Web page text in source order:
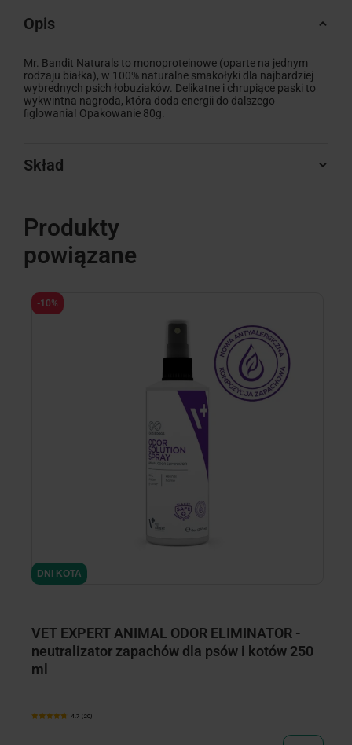
Opis
Mr. Bandit Naturals to monoproteinowe (oparte na jednym
rodzaju białka), w 100% naturalne smakołyki dla najbardziej
wybrednych psich łobuziaków. Delikatne i chrupiące paski to
wykwintna nagroda, która doda energii do dalszego
ﬁglowania! Opakowanie 80g.
Skład
Produkty
powiązane
DNI KOTA
VET EXPERT ANIMAL ODOR ELIMINATOR -
neutralizator zapachów dla psów i kotów 250
ml
4.7 (20)
-10%